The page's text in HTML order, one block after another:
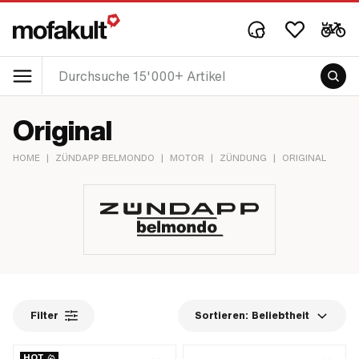
Original
HOME | ZÜNDAPP BELMONDO | MOTOR | ZÜNDUNG | ORIGINAL
Filter Sortieren: Beliebtheit